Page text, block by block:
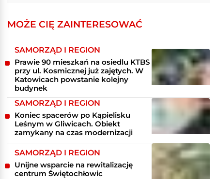
MOŻE CIĘ ZAINTERESOWAĆ
SAMORZĄD I REGION
Prawie 90 mieszkań na osiedlu KTBS
przy ul. Kosmicznej już zajętych. W
Katowicach powstanie kolejny
budynek
SAMORZĄD I REGION
Koniec spacerów po Kąpielisku
Leśnym w Gliwicach. Obiekt
zamykany na czas modernizacji
SAMORZĄD I REGION
Unijne wsparcie na rewitalizację
centrum Świętochłowic